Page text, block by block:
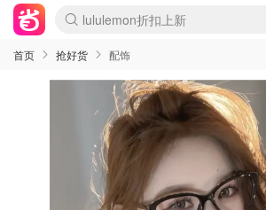
lululemon折扣上新
Sasa美妆护肤3.5折
SSENSE年中3折
FreshBeauty好价汇总
Cettire降价+叠9折
Farfetch折上8折
WWS Coles超市实拍
viagogo二手票捡漏
Myer清仓1折起
The Outnet奢牌1折起
David Jones 3折起
Flannels大牌1折
Perfumes Club护肤1折
AMIRO返校季6.2折
Oweek抽奖送Airpods
Amazon折扣汇总
eToro入金$200送$50
Amazon数码好物
ICONIC本周7.5折
ThedoubleF高奢地板价
Moose Knuckles 6折
丝芙兰5折起
EUFY官网3.7折起
Selenichast首饰2折
Trip机票酒店促销
YSL送5件彩妆礼
Amazon家居好物
BIGBANG巡演开票
David Jones时尚3折
Amazon美妆护肤
雅漾大喷$8
过敏原检测盒$33
伊索独家赠50ml沐浴露
科颜氏清仓3折
SEALIFE海洋馆门票6折
丝塔芙大白罐$16
订阅Newsletter送香薰
Cult Beauty 6.8折
Harrods圣诞日历2.3折
LN-CC奢牌私促3折
d'Alba空姐喷雾$16
EVE LOM套装逆天2折
Bernardelli独家4折
Adore Beauty 6折起
CT圣诞日历
Mytheresa奢品2.7折
Luxury Escapes 9折
Currentbody美容仪9折
卡诗9折+赠4件礼
MOON Garden Live
ALLSAINTS美衣3折
Roborock扫地机3.7折
Tingo Life水杯$24
Valentino官网5折
CR洗发护发6.3折
首页 抢好货 配饰